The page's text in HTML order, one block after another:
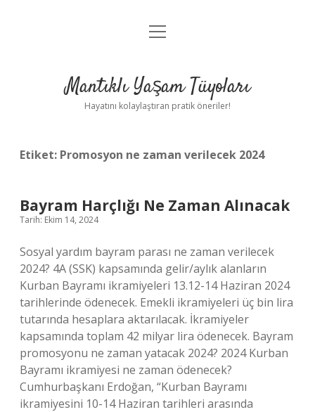
Anasayfa
Yasal Uyarı
menüyü
Mantıklı Yaşam Tüyoları
Hayatını kolaylaştıran pratik öneriler!
Etiket: Promosyon ne zaman verilecek 2024
Bayram Harçlığı Ne Zaman Alınacak
Tarih: Ekim 14, 2024
Sosyal yardım bayram parası ne zaman verilecek
2024? 4A (SSK) kapsamında gelir/aylık alanların
Kurban Bayramı ikramiyeleri 13.12-14 Haziran 2024
tarihlerinde ödenecek. Emekli ikramiyeleri üç bin lira
tutarında hesaplara aktarılacak. İkramiyeler
kapsamında toplam 42 milyar lira ödenecek. Bayram
promosyonu ne zaman yatacak 2024? 2024 Kurban
Bayramı ikramiyesi ne zaman ödenecek?
Cumhurbaşkanı Erdoğan, “Kurban Bayramı
ikramiyesini 10-14 Haziran tarihleri ​​arasında